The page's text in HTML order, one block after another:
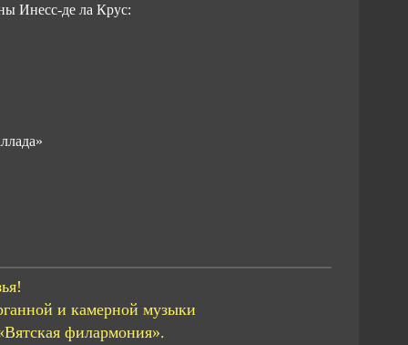
Инесс-де ла Крус:
и камерной музыки
филармония».